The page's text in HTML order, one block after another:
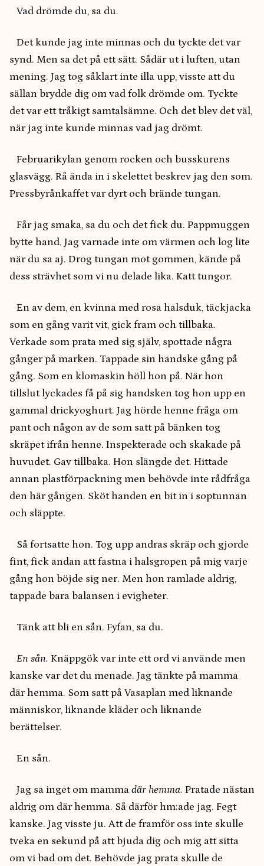
Vad drömde du, sa du.
Det kunde jag inte minnas och du tyckte det var
synd. Men sa det på ett sätt. Sådär ut i luften, utan
mening. Jag tog såklart inte illa upp, visste att du
sällan brydde dig om vad folk drömde om. Tyckte
det var ett tråkigt samtalsämne. Och det blev det väl,
när jag inte kunde minnas vad jag drömt.
Februarikylan genom rocken och busskurens
glasvägg. Rå ända in i skelettet beskrev jag den som.
Pressbyrånkaffet var dyrt och brände tungan.
Får jag smaka, sa du och det fick du. Pappmuggen
bytte hand. Jag varnade inte om värmen och log lite
när du sa aj. Drog tungan mot gommen, kände på
dess strävhet som vi nu delade lika. Katt tungor.
En av dem, en kvinna med rosa halsduk, täckjacka
som en gång varit vit, gick fram och tillbaka.
Verkade som prata med sig själv, spottade några
gånger på marken. Tappade sin handske gång på
gång. Som en klomaskin höll hon på. När hon
tillslut lyckades få på sig handsken tog hon upp en
gammal drickyoghurt. Jag hörde henne fråga om
pant och någon av de som satt på bänken tog
skräpet ifrån henne. Inspekterade och skakade på
huvudet. Gav tillbaka. Hon slängde det. Hittade
annan plastförpackning men behövde inte rådfråga
den här gången. Sköt handen en bit in i soptunnan
och släppte.
Så fortsatte hon. Tog upp andras skräp och gjorde
fint, fick andan att fastna i halsgropen på mig varje
gång hon böjde sig ner. Men hon ramlade aldrig,
tappade bara balansen i evigheter.
Tänk att bli en sån. Fyfan, sa du.
En sån. Knäppgök var inte ett ord vi använde men
kanske var det du menade. Jag tänkte på mamma
där hemma. Som satt på Vasaplan med liknande
människor, liknande kläder och liknande
berättelser.
En sån.
Jag sa inget om mamma där hemma. Pratade nästan
aldrig om där hemma. Så därför hm:ade jag. Fegt
kanske. Jag visste ju. Att de framför oss inte skulle
tveka en sekund på att bjuda dig och mig att sitta
om vi bad om det. Behövde jag prata skulle de